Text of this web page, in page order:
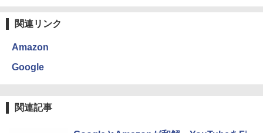
関連リンク
Amazon
Google
関連記事